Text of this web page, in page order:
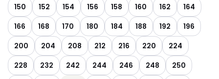
150
152 154 156 158 160 162
164
166
168 170 180 184 188 192
196
200
204 208 212 216 220
224
228
232 242 244 246 248
250